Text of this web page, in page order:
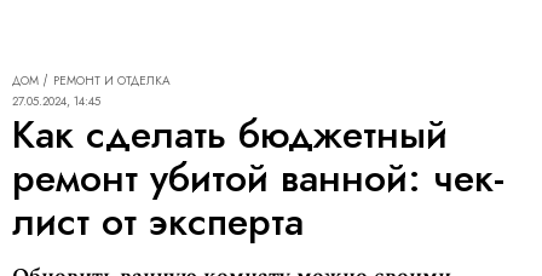
ДОМ
РЕМОНТ И ОТДЕЛКА
27.05.2024, 14:45
Как сделать бюджетный
ремонт убитой ванной: чек-
лист от эксперта